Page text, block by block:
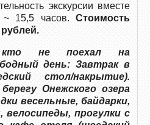
экскурсии вместе
~ 15,5 часов. Стоимость
рублей.
не поехал на
день: Завтрак в
стол/накрытие).
Онежского озера
весельные, байдарки,
велосипеды, прогулки с